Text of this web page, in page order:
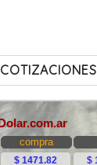
COTIZACIONES